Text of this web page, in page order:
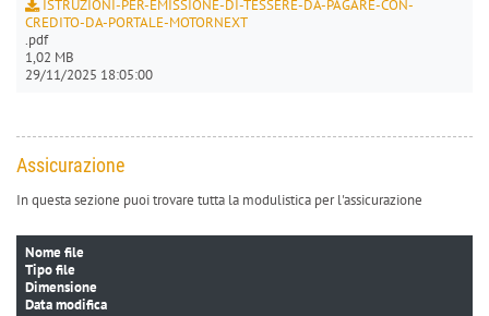
ISTRUZIONI-PER-EMISSIONE-DI-TESSERE-DA-PAGARE-CON-
CREDITO-DA-PORTALE-MOTORNEXT
.pdf
1,02 MB
29/11/2025 18:05:00
Assicurazione
In questa sezione puoi trovare tutta la modulistica per l'assicurazione
Nome file
Tipo file
Dimensione
Data modifica